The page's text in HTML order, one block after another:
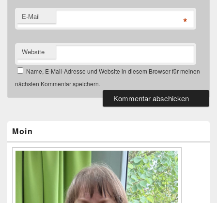
E-Mail *
Website
Name, E-Mail-Adresse und Website in diesem Browser für meinen
nächsten Kommentar speichern.
Widgetbereich
Moin